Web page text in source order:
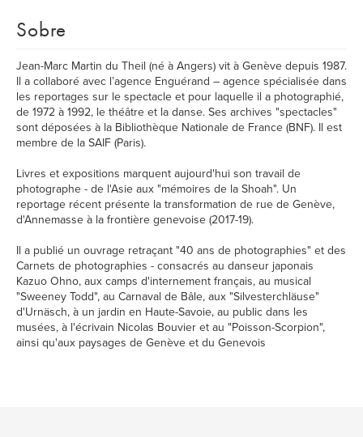
Sobre
Jean-Marc Martin du Theil (né à Angers) vit à Genève depuis 1987.
Il a collaboré avec l’agence Enguérand – agence spécialisée dans
les reportages sur le spectacle et pour laquelle il a photographié,
de 1972 à 1992, le théâtre et la danse. Ses archives "spectacles"
sont déposées à la Bibliothèque Nationale de France (BNF). Il est
membre de la SAIF (Paris).
Livres et expositions marquent aujourd'hui son travail de
photographe - de l'Asie aux "mémoires de la Shoah". Un
reportage récent présente la transformation de rue de Genève,
d'Annemasse à la frontière genevoise (2017-19).
Il a publié un ouvrage retraçant "40 ans de photographies" et des
Carnets de photographies - consacrés au danseur japonais
Kazuo Ohno, aux camps d'internement français, au musical
"Sweeney Todd", au Carnaval de Bâle, aux "Silvesterchläuse"
d'Urnäsch, à un jardin en Haute-Savoie, au public dans les
musées, à l'écrivain Nicolas Bouvier et au "Poisson-Scorpion",
ainsi qu'aux paysages de Genève et du Genevois